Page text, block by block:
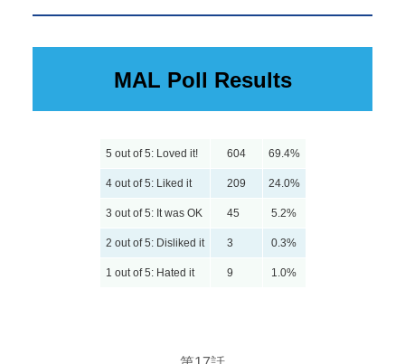
MAL Poll Results
5 out of 5: Loved it! 604 69.4%
4 out of 5: Liked it 209 24.0%
3 out of 5: It was OK 45 5.2%
2 out of 5: Disliked it 3 0.3%
1 out of 5: Hated it 9 1.0%